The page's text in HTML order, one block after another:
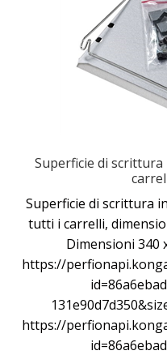
Superficie di
Superficie di scrittura
tutti i carrelli,
Dimensioni 340
https://
https://